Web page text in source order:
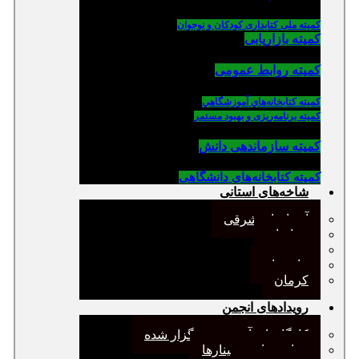
کمیته ملی کتابداری کودکان و نوجوان
کمیته بازاریابی
کمیته روابط عمومی
كميته كتابخانه‌هاي آموزشگاهي
کمیته برنامه‌ریزی و بهبود مستمر
کمیته سازماندهی دانش
کمیته کتابخانه‌های دانشگاهی
شاخه‌های استانی
آذربایجان شرقی
خراسان
مازندران
کرمان
رویدادهای انجمن
کارگاههای آموزشی برگزار شده
همایش‌ها و سمینارها